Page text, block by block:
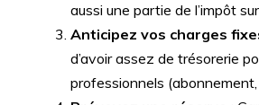
aussi une partie de l’impôt
Anticipez vos charges
d’avoir assez de trésorerie
professionnels